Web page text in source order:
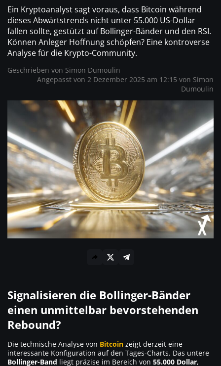
Casino
Ein Kryptoanalyst sagt voraus, dass Bitcoin während
dieses Abwärtstrends nicht unter 55.000 US-Dollar
fallen sollte, gestützt auf Bollinger-Bänder und den RSI.
Können Anleger Hoffnung schöpfen? Eine kontroverse
Analyse für die Krypto-Community.
Geschrieben von Simon Dumoulin
Angepasst von 2 Dezember 2025 am 12:15 von Simon
Dumoulin
Signalisieren die Bollinger-Bänder
einen unmittelbar bevorstehenden
Rebound?
Die technische Analyse von Bitcoin zeigt derzeit eine
interessante Konfiguration auf den Tages-Charts. Das untere
Bollinger-Band liegt präzise im Bereich von 55.000 Dollar,